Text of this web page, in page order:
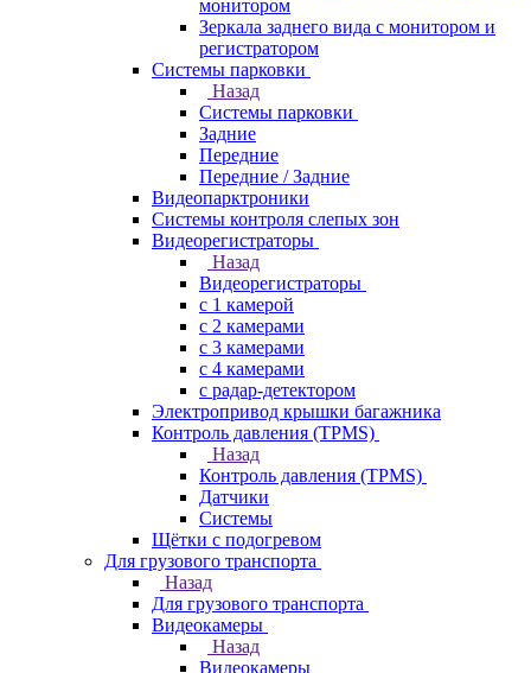
монитором
Зеркала заднего вида с монитором и
регистратором
Системы парковки
Назад
Системы парковки
Задние
Передние
Передние / Задние
Видеопарктроники
Системы контроля слепых зон
Видеорегистраторы
Назад
Видеорегистраторы
с 1 камерой
с 2 камерами
с 3 камерами
с 4 камерами
с радар-детектором
Электропривод крышки багажника
Контроль давления (TPMS)
Назад
Контроль давления (TPMS)
Датчики
Системы
Щётки с подогревом
Для грузового транспорта
Назад
Для грузового транспорта
Видеокамеры
Назад
Видеокамеры